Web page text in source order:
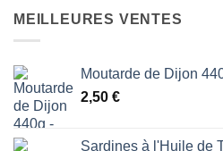
MEILLEURES VENTES
Moutarde de Dijon
2,50 €
Sardines à l'Huile de